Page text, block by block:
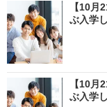
【10月
ぶ入学
【10月
ぶ入学